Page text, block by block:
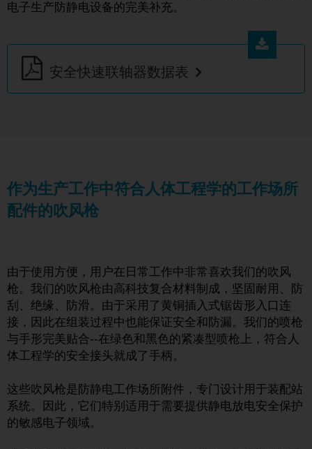
电子生产防静电设备的完美补充。
安全快速联轴器数据表
作为生产工作中符合人体工程学的工作场所
配件的吹风枪
由于使用方便，用户在日常工作中非常喜欢我们的吹风
枪。我们的吹风枪由高科技复合材料制成，坚固耐用、防
刮、绝缘、防滑。由于采用了黄铜插入式锯齿形入口连
接，因此在组装过程中也能保证安全和防漏。我们的喷枪
与手形完美贴合--在绿色和黑色的紧凑型喷枪上，符合人
体工程学的安全接头就成了手柄。
这些吹风枪是防静电工作场所附件，专门设计用于装配站
系统。因此，它们特别适用于需要提供静电放电安全保护
的敏感电子领域。